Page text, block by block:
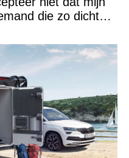
die zo dichtbij